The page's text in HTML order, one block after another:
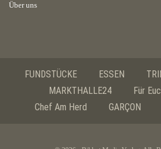
Über uns
FUNDSTÜCKE ESSEN
MARKTHALLE24
Für
Chef Am Herd
GARÇON